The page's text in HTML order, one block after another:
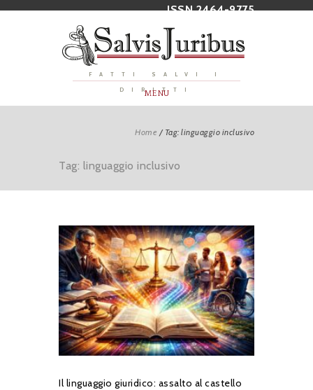
ISSN 2464-9775
FATTI SALVI I
DIRITTI
MENU
Home / Tag: linguaggio inclusivo
Tag: linguaggio inclusivo
Il linguaggio giuridico: assalto al castello